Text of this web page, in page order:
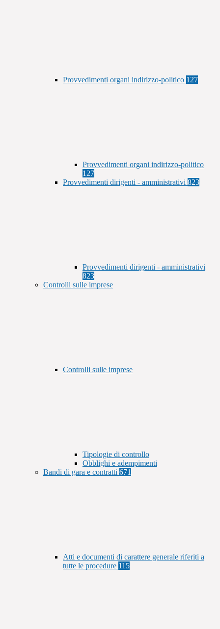
Provvedimenti organi indirizzo-politico 127
Provvedimenti organi indirizzo-politico
127
Provvedimenti dirigenti - amministrativi 823
Provvedimenti dirigenti - amministrativi
823
Controlli sulle imprese
Controlli sulle imprese
Tipologie di controllo
Obblighi e adempimenti
Bandi di gara e contratti 671
Atti e documenti di carattere generale riferiti a
tutte le procedure 115